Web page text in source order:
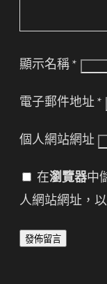
顯示名稱 *
電子郵件地址 *
個人網站網址
在瀏覽器中
人網站網址，